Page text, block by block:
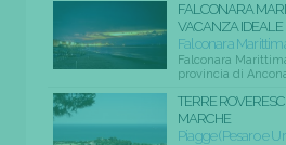
FALCONARA
VACANZA IDEALE
Falconara
Falconara
provincia di
TERRE
MARCHE
Piagge (Pesaro e